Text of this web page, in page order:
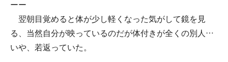
ーー
翌朝目覚めると体が少し軽くなった気がして鏡を見
る、当然自分が映っているのだが体付きが全くの別人…
いや、若返っていた。